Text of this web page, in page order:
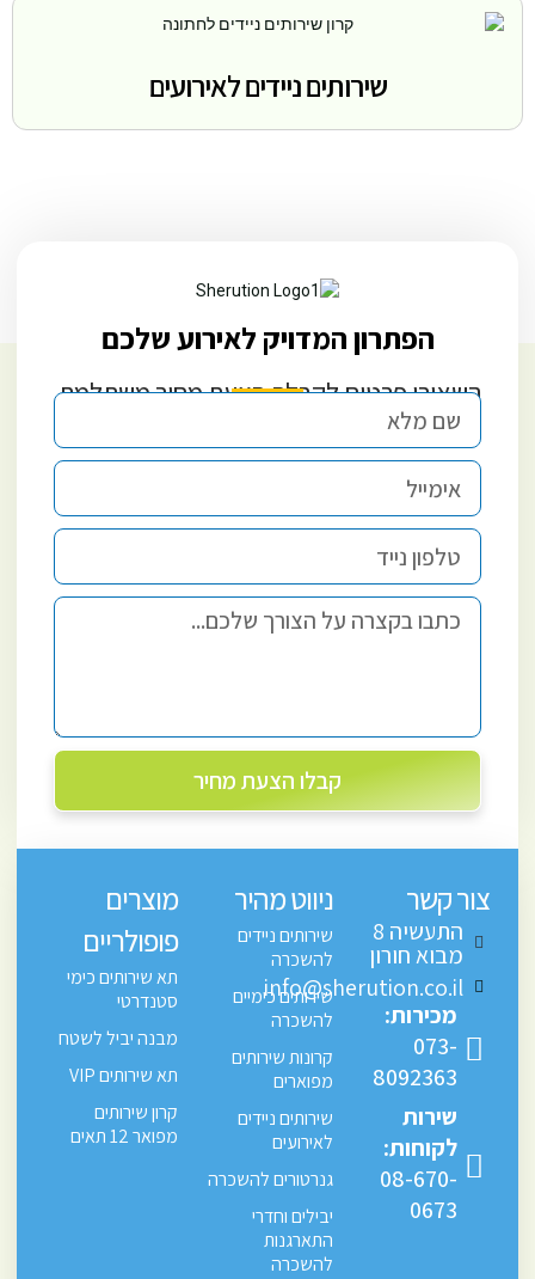
שירותים ניידים לאירועים
הפתרון המדויק לאירוע שלכם
השאירו פרטים לקבלת הצעת מחיר משתלמת
קבלו הצעת מחיר
צור קשר
התעשיה 8
מבוא חורון
info@sherution.co.il
מכירות:
073-
8092363
שירות
לקוחות:
08-670-
0673
ניווט מהיר
שירותים ניידים
להשכרה
שירותים כימיים
להשכרה
קרונות שירותים
מפוארים
שירותים ניידים
לאירועים
גנרטורים להשכרה
יבילים וחדרי
התארגנות
להשכרה
מוצרים
פופולריים
תא שירותים כימי
סטנדרטי
מבנה יביל לשטח
תא שירותים VIP
קרון שירותים
מפואר 12 תאים